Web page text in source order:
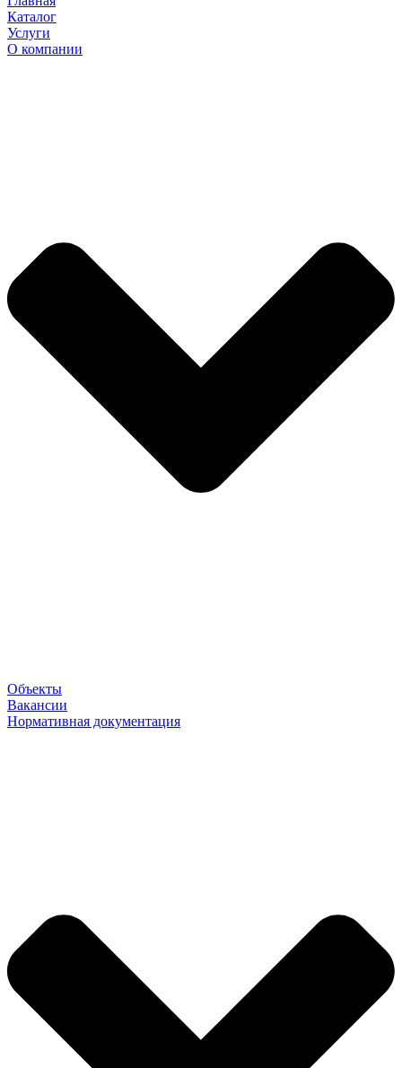
Каталог
Услуги
О компании
Объекты
Вакансии
Нормативная документация